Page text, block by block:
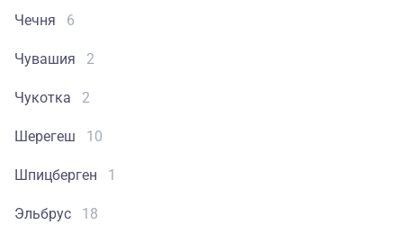
Чечня 6
Чувашия 2
Чукотка 2
Шерегеш 10
Шпицберген 1
Эльбрус 18